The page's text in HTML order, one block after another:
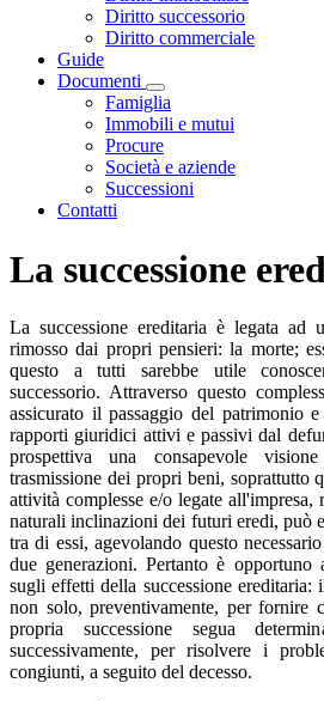
Diritto successorio
Diritto commerciale
Guide
Documenti
Visualizza menù di
Famiglia
Immobili e mutui
Procure
Società e aziende
Successioni
Contatti
La successione
La successione ereditaria è legata ad
rimosso dai propri pensieri: la morte;
questo a tutti sarebbe utile
successorio. Attraverso questo
assicurato il passaggio del patrimonio
rapporti giuridici attivi e passivi dal
prospettiva una consapevole
trasmissione dei propri beni, soprattutto
attività complesse e/o legate all'impresa,
naturali inclinazioni dei futuri eredi, può
tra di essi, agevolando questo
due generazioni. Pertanto è opportuno
sugli effetti della successione ereditaria:
non solo, preventivamente, per fornire
propria successione segua
successivamente, per risolvere i
congiunti, a seguito del decesso.